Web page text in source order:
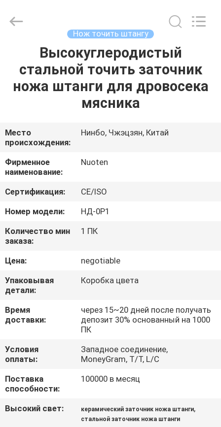
ДОМОЙ
ПРОДУКТЫ
О
НАС
ЭКСКУРСИЯ
ПО
ЗАВОДУ
КОНТРОЛЬ
КАЧЕСТВА
СВЯЖИТЕСЬ
С
НОВОСТИ
СЛУЧАИ
Appliance
Нож точить штангу
Высокуглеродистый
стальной точить заточник
ножа штанги для дровосека
мясника
Место
происхождения:
Нинбо, Чжэцзян, Китай
Фирменное
наименование:
Nuoten
Сертификация:
CE/ISO
Номер модели:
НД-0Р1
Количество мин
заказа:
1 ПК
Цена:
negotiable
Упаковывая
детали:
Коробка цвета
Время
доставки:
через 15~20 дней после получать
депозит 30% основанный на 1000
ПК
Условия
оплаты:
Западное соединение,
MoneyGram, T/T, L/C
Поставка
способности:
100000 в месяц
Высокий свет: керамический заточник ножа штанги,
стальной заточник ножа штанги